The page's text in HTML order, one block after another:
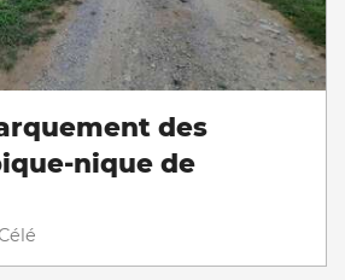
des
nique de